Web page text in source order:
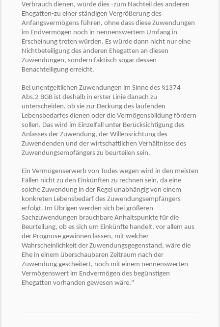
Verbrauch dienen, würde dies -zum Nachteil des anderen
Ehegatten-zu einer ständigen Vergrößerung des
Anfangsvermögens führen, ohne dass diese Zuwendungen
im Endvermögen noch in nennenswertem Umfang in
Erscheinung treten würden. Es würde dann nicht nur eine
Nichtbeteiligung des anderen Ehegatten an diesen
Zuwendungen, sondern faktisch sogar dessen
Benachteiligung erreicht.
Bei unentgeltlichen Zuwendungen im Sinne des §1374
Abs.2 BGB ist deshalb in erster Linie danach zu
unterscheiden, ob sie zur Deckung des laufenden
Lebensbedarfes dienen oder die Vermögensbildung fördern
sollen. Das wird im Einzelfall unter Berücksichtigung des
Anlasses der Zuwendung, der Willensrichtung des
Zuwendenden und der wirtschaftlichen Verhältnisse des
Zuwendungsempfängers zu beurteilen sein.
Ein Vermögenserwerb von Todes wegen wird in den meisten
Fällen nicht zu den Einkünften zu rechnen sein, da eine
solche Zuwendung in der Regel unabhängig von einem
konkreten Lebensbedarf des Zuwendungsempfängers
erfolgt. Im Übrigen werden sich bei größeren
Sachzuwendungen brauchbare Anhaltspunkte für die
Beurteilung, ob es sich um Einkünfte handelt, vor allem aus
der Prognose gewinnen lassen, mit welcher
Wahrscheinlichkeit der Zuwendungsgegenstand, wäre die
Ehe in einem überschaubaren Zeitraum nach der
Zuwendung gescheitert, noch mit einem nennenswerten
Vermögenswert im Endvermögen des begünstigen
Ehegatten vorhanden gewesen wäre."